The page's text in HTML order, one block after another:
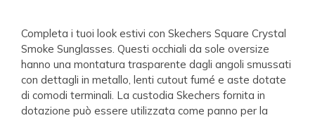
Completa i tuoi look estivi con Skechers Square Crystal
Smoke Sunglasses. Questi occhiali da sole oversize
hanno una montatura trasparente dagli angoli smussati
con dettagli in metallo, lenti cutout fumé e aste dotate
di comodi terminali. La custodia Skechers fornita in
dotazione può essere utilizzata come panno per la